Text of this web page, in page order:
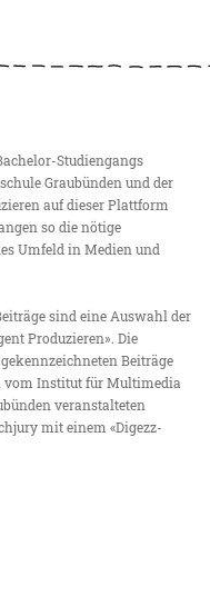
Studiengangs
Graubünden und der
auf dieser Plattform
so die nötige
Umfeld in Medien und
sind eine Auswahl der
Produzieren». Die
Beiträge
Institut für Multimedia
veranstalteten
mit einem «Digezz-